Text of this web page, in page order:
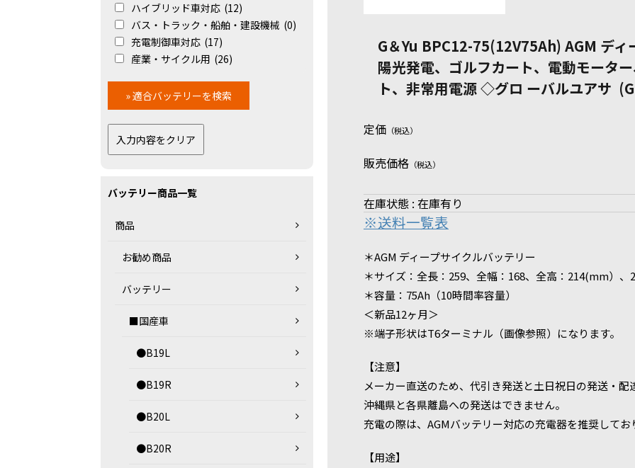
G＆Yu BPC12-75(12V75Ah) AGM ディ
陽光発電、ゴルフカート、電動モータ
ト、非常用電源 ◇グロ ーバルユアサ
定価 （税込）
販売価格 （税込）
在庫状態 : 在庫有り
※送料一覧表
＊AGM ディープサイクルバッテリー
＊サイズ：全長：259、全幅：168、全高：214(mm）、
＊容量：75Ah（10時間率容量）
＜新品12ヶ月＞
※端子形状はT6ターミナル（画像参照）になります。
【注意】
メーカー直送のため、代引き発送と土日祝日の発送・配
沖縄県と各県離島への発送はできません。
充電の際は、AGMバッテリー対応の充電器を推奨してお
【用途】
ハイブリッド車対応 (12)
バス・トラック・船舶・建設機械 (0)
充電制御車対応 (17)
産業・サイクル用 (26)
バッテリー商品一覧
商品
お勧め商品
バッテリー
■国産車
●B19L
●B19R
●B20L
●B20R